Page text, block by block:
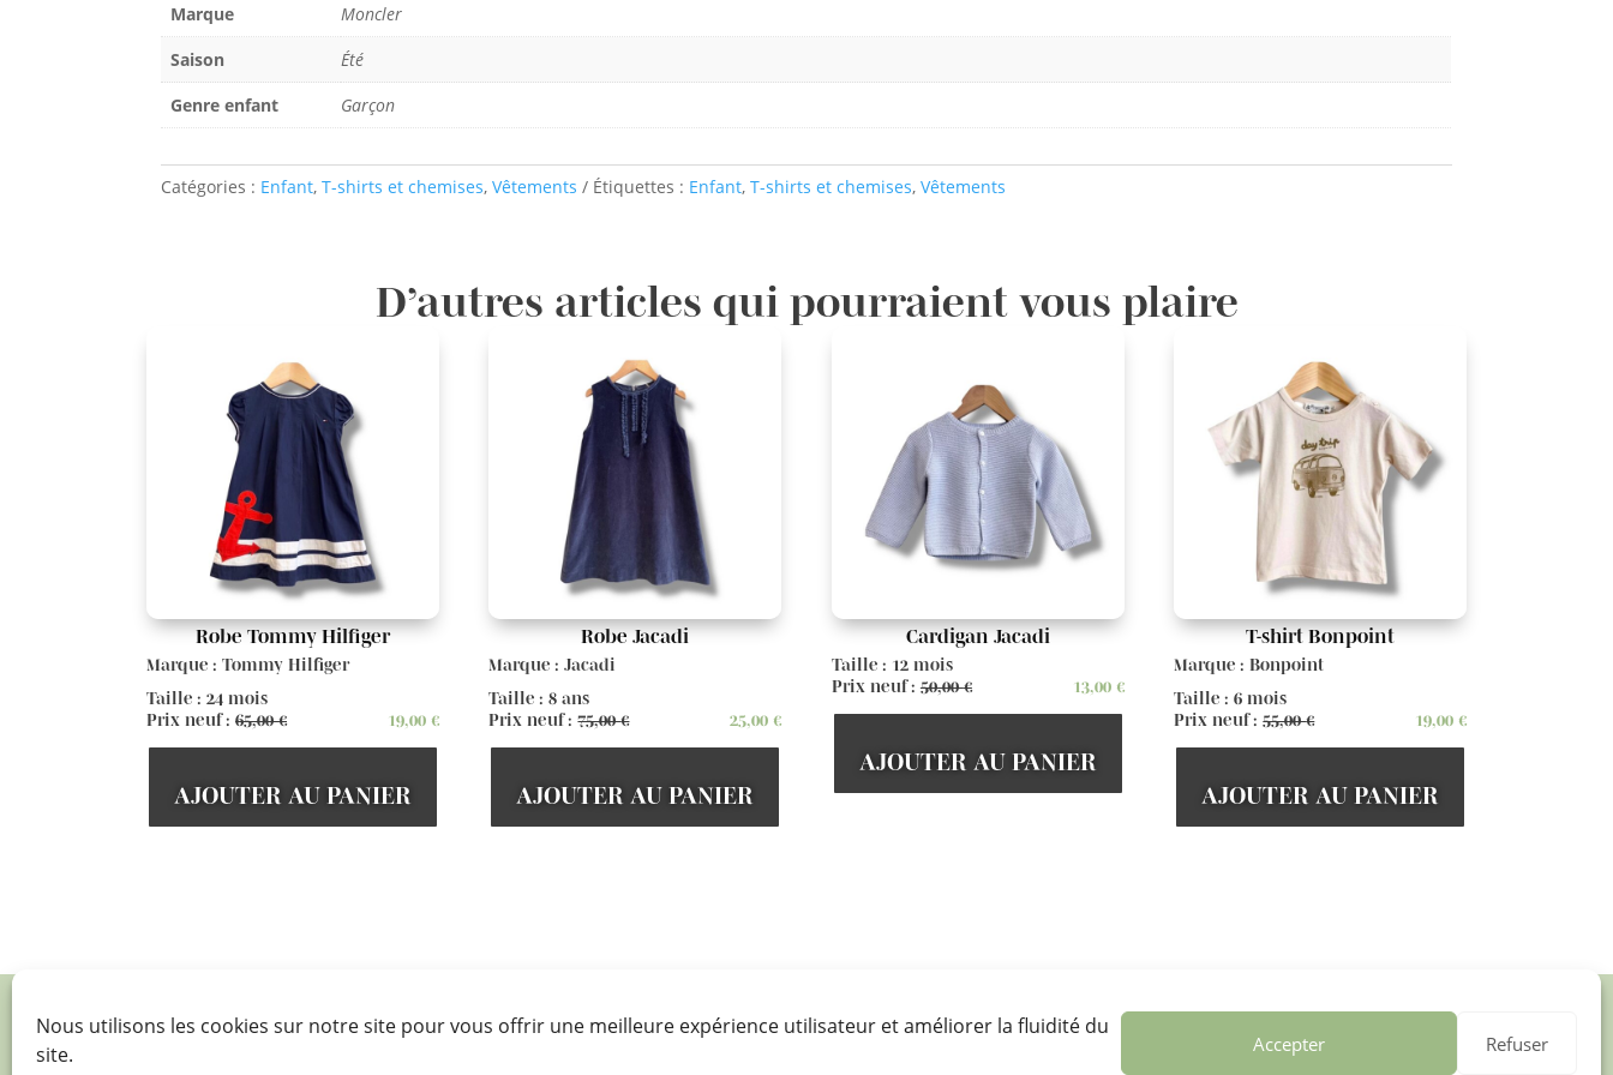
Nous utilisons les cookies sur notre site pour vous offrir une meilleure expérience utilisateur et améliorer la fluidité du
site.
Accepter Refuser
Marque
Moncler
Saison
Été
Genre enfant
Garçon
Catégories : Enfant,T-shirts et chemises,Vêtements Étiquettes : Enfant,T-shirts et chemises,Vêtements
D’autres articles qui pourraient vous plaire
Robe Tommy Hilfiger
Marque : Tommy Hilfiger
Taille : 24 mois
Prix neuf : 65,00€ 19,00 €
AJOUTER AU PANIER
Robe Jacadi
Marque : Jacadi
Taille : 8 ans
Prix neuf :75,00€ 25,00€
AJOUTER AU PANIER
Cardigan Jacadi
Taille : 12 mois
Prix neuf :50,00€ 13,00 €
AJOUTER AU PANIER
T-shirt Bonpoint
Marque : Bonpoint
Taille : 6 mois
Prix neuf :55,00€ 19,00 €
AJOUTER AU PANIER
